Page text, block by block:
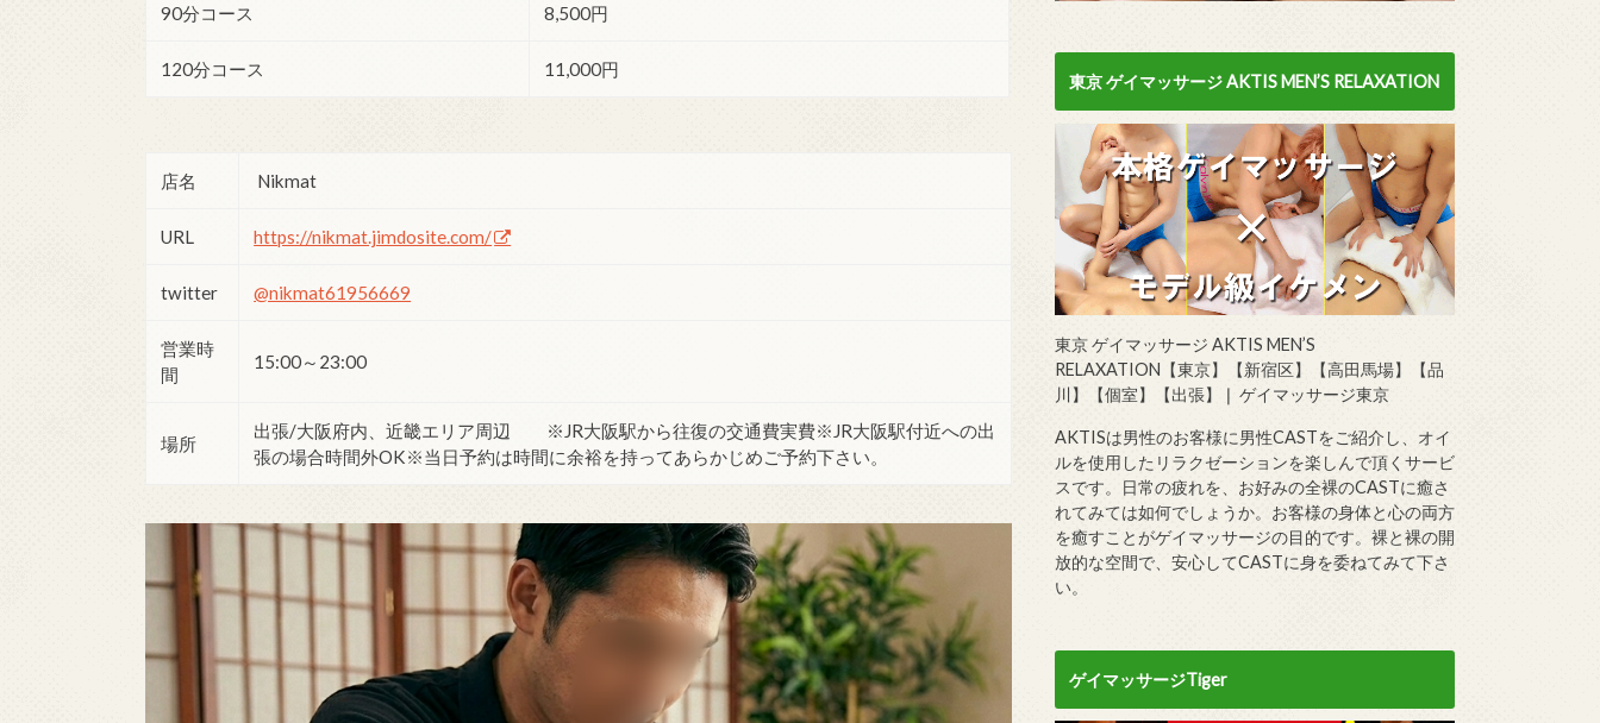
90分コース 8,500円
120分コース 11,000円
店名 Nikmat
URL https://nikmat.jimdosite.com/
twitter @nikmat61956669
営業時
間
15:00～23:00
場所
出張/大阪府内、近畿エリア周辺 ※JR大阪駅から往復の交通費実費※JR大阪駅付近への出
張の場合時間外OK※当日予約は時間に余裕を持ってあらかじめご予約下さい。
東京 ゲイマッサージ AKTIS MEN’S RELAXATION
東京 ゲイマッサージ AKTIS MEN’S
RELAXATION【東京】【新宿区】【高田馬場】【品
川】【個室】【出張】❘ ゲイマッサージ東京
AKTISは男性のお客様に男性CASTをご紹介し、オイ
ルを使用したリラクゼーションを楽しんで頂くサービ
スです。日常の疲れを、お好みの全裸のCASTに癒さ
れてみては如何でしょうか。お客様の身体と心の両方
を癒すことがゲイマッサージの目的です。裸と裸の開
放的な空間で、安心してCASTに身を委ねてみて下さ
い。
ゲイマッサージTiger